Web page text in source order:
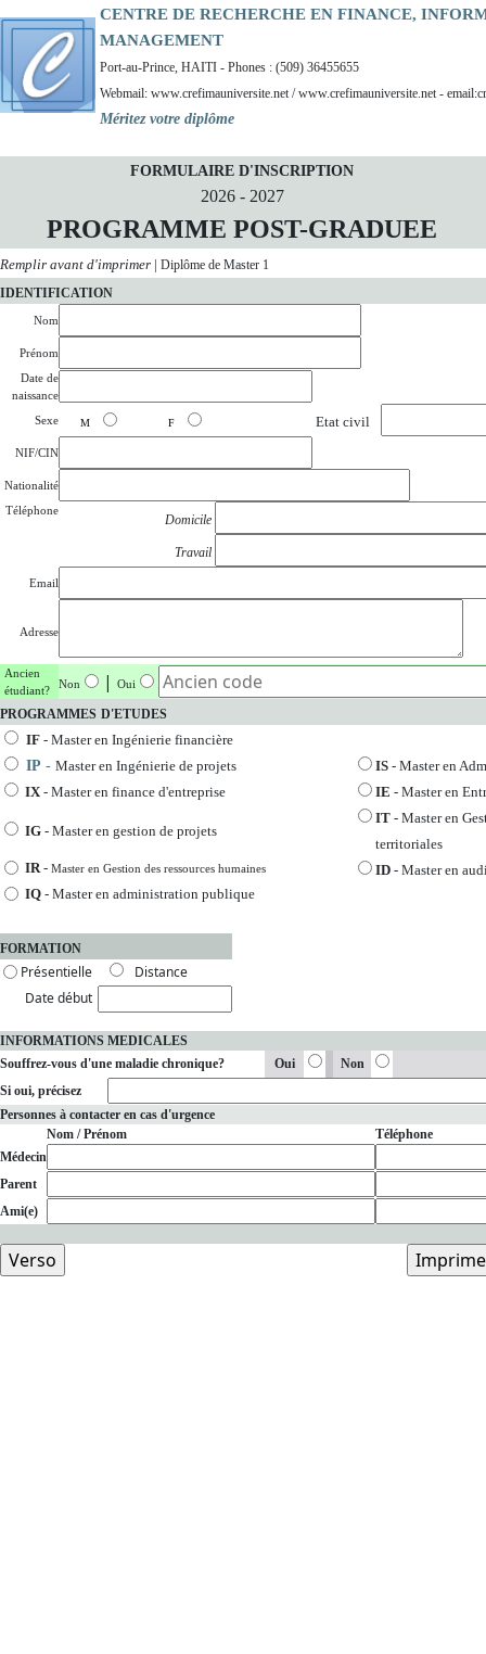
CENTRE DE RECHERCHE EN FINANCE,
MANAGEMENT
Port-au-Prince, HAITI - Phones : (509) 36455655
Webmail: www.crefimauniversite.net / www.crefimauniversite.net -
Méritez votre diplôme
FORMULAIRE D'INSCRIPTION
2026 - 2027
PROGRAMME POST-GRADUEE
Remplir avant d'imprimer | Diplôme de Master 1
IDENTIFICATION
Nom
Prénom
Date de
naissance
Sexe
M F Etat civil
NIF/CIN
Nationalité
Téléphone
Domicile
Travail
Email
Adresse
Ancien
étudiant?
Non | Oui
PROGRAMMES D'ETUDES
IF - Master en Ingénierie financière
IP - Master en Ingénierie de projets IS - Master en
IX- Master en finance d'entreprise IE - Master en
IG - Master en gestion de projets
IT - Master en
territoriales
IR- Master en Gestion des ressources humaines ID - Master en
IQ - Master en administration publique
FORMATION
Présentielle
Distance
Date début
INFORMATIONS MEDICALES
Souffrez-vous d'une maladie chronique?
Oui
Non
Si oui, précisez
Personnes à contacter en cas d'urgence
Nom / Prénom
Téléphone
Médecin
Parent
Ami(e)